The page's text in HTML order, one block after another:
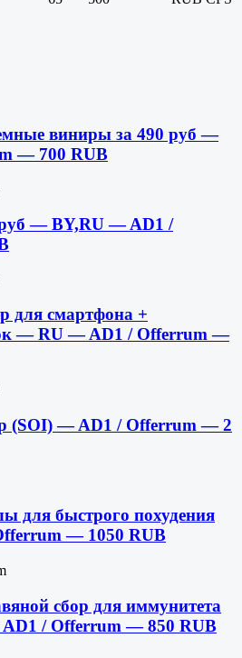
виниры за 490 руб —
— 700 RUB
— BY,RU — AD1 /
для смартфона +
— RU — AD1 / Offerrum —
(SOI) — AD1 / Offerrum — 2
для быстрого похудения
— 1050 RUB
сбор для иммунитета
/ Offerrum — 850 RUB